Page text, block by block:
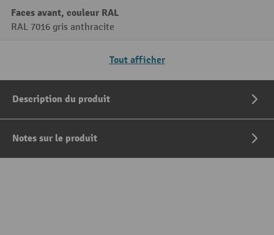
Faces avant, couleur RAL
RAL 7016 gris anthracite
Tout afficher
Description du produit
Notes sur le produit